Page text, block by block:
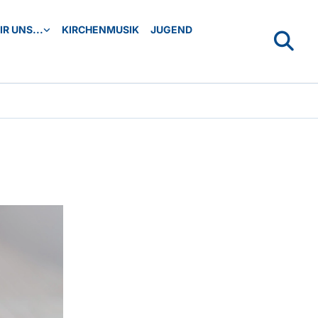
UNS... KIRCHENMUSIK JUGEND